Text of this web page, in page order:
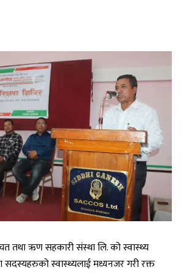
तथा ऋण सहकारी संस्था लि. को स्वास्थ्य
स्वास्थ्यलाई मध्यनजर गरी रक्त